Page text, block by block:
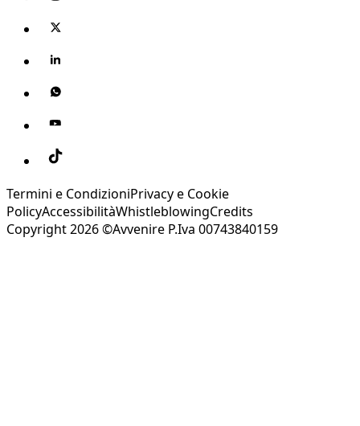
Termini e CondizioniPrivacy e Cookie
PolicyAccessibilitàWhistleblowingCredits
Copyright 2026 ©Avvenire P.Iva 00743840159